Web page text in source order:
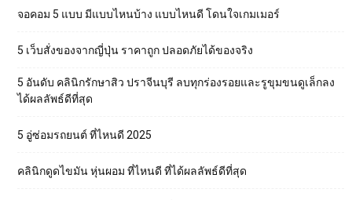
จอคอม 5 แบบ มีแบบไหนบ้าง แบบไหนดี โดนใจเกมเมอร์
5 เว็บสั่งของจากญี่ปุ่น ราคาถูก ปลอดภัยได้ของจริง
5 อันดับ คลินิกรักษาสิว ปราจีนบุรี ลบทุกร่องรอยและรูขุมขนดูเล็กลง
ได้ผลลัพธ์ดีที่สุด
5 อู่ซ่อมรถยนต์ ที่ไหนดี 2025
คลินิกดูดไขมัน หุ่นผอม ที่ไหนดี ที่ได้ผลลัพธ์ดีที่สุด